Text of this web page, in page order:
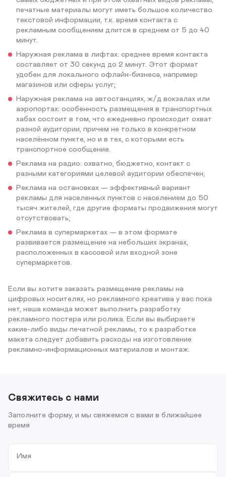
печатные материалы могут иметь большое количество
текстовой информации, т.к. время контакта с
рекламным сообщением длится в среднем от 5 до 40
минут.
Наружная реклама в лифтах: среднее время контакта
составляет от 30 секунд до 2 минут. Этот формат
удобен для локального офлайн-бизнеса, например
магазинов или сферы услуг;
Наружная реклама на автостанциях, ж/д вокзалах или
аэропортах: особенность размещения в транспортных
хабах состоит в том, что ежедневно происходит охват
разной аудитории, причем не только в конкретном
населённом пункте, но и в тех, с которыми есть
транспортное сообщение.
Реклама на радио: охватно, бюджетно, контакт с
разными категориями целевой аудитории обеспечен;
Реклама на остановках — эффективный вариант
рекламы для населенных пунктов с населением до 50
тысяч жителей, где другие форматы продвижения могут
отсутствовать;
Реклама в супермаркетах — в этом формате
развивается размещение на небольших экранах,
расположенных в кассовой или входной зоне
супермаркетов.
Если вы хотите заказать размещение рекламы на
цифровых носителях, но рекламного креатива у вас пока
нет, наша команда может выполнить разработку
рекламного постера или ролика. Если вы выбираете
какие-либо виды печатной рекламы, то к разработке
макета следует добавить расходы на изготовление
рекламно-информационных материалов и монтаж.
Свяжитесь с нами
Заполните форму, и мы свяжемся с вами в ближайшее
время
Имя